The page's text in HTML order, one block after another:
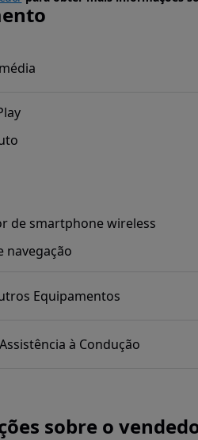
de smartphone wireless
navegação
Equipamentos
à Condução
sobre o